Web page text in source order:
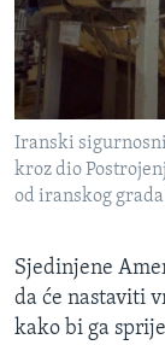
Iranski
kroz dio
od iranskog
Sjedinjene
da će nastaviti
kako bi ga